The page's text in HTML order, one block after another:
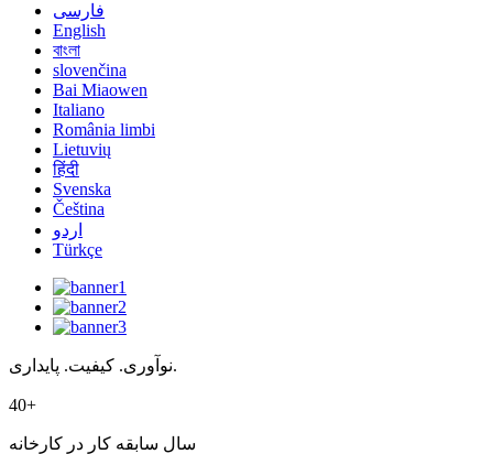
فارسی
English
বাংলা
slovenčina
Bai Miaowen
Italiano
România limbi
Lietuvių
हिंदी
Svenska
Čeština
اردو
Türkçe
نوآوری. کیفیت. پایداری.
40+
سال سابقه کار در کارخانه